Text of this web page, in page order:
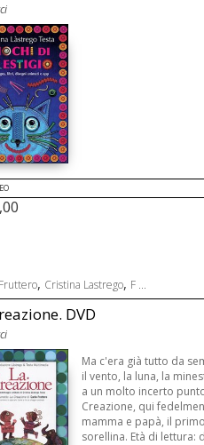
, Cristina Lastrego, F ...
DVD
Ma c'era già tutto da
il vento, la luna, la
a un molto incerto
Creazione, qui
mamma e papà, il
sorellina. Età di lettura: